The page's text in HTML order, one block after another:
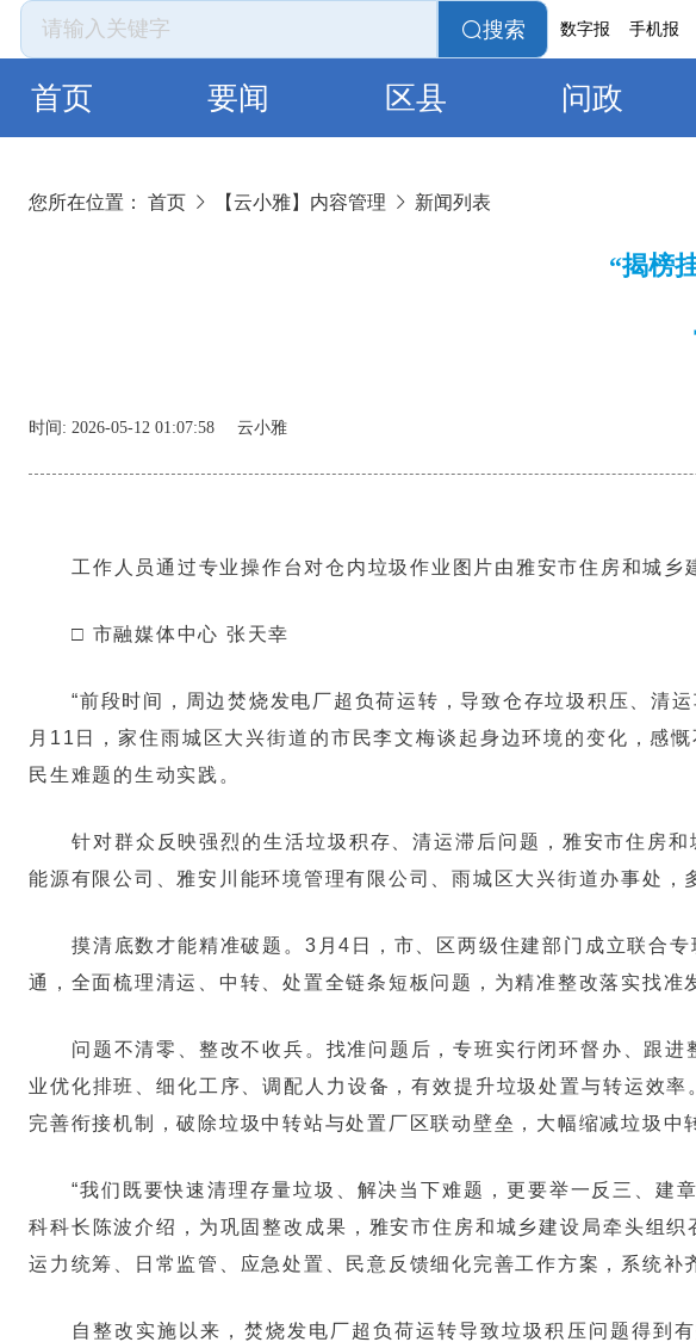
搜索 数字报 手机报
首页 要闻 区县 问政
您所在位置： 首页 【云小雅】内容管理 新闻列表
“揭榜
时间: 2026-05-12 01:07:58 云小雅
工作人员通过专业操作台对仓内垃圾作业图片由雅安市住房和城乡
□ 市融媒体中心 张天幸
“前段时间，周边焚烧发电厂超负荷运转，导致仓存垃圾积压、清
月11日，家住雨城区大兴街道的市民李文梅谈起身边环境的变化，感
民生难题的生动实践。
针对群众反映强烈的生活垃圾积存、清运滞后问题，雅安市住房
能源有限公司、雅安川能环境管理有限公司、雨城区大兴街道办事处
摸清底数才能精准破题。3月4日，市、区两级住建部门成立联合
通，全面梳理清运、中转、处置全链条短板问题，为精准整改落实找准
问题不清零、整改不收兵。找准问题后，专班实行闭环督办、跟
业优化排班、细化工序、调配人力设备，有效提升垃圾处置与转运效
完善衔接机制，破除垃圾中转站与处置厂区联动壁垒，大幅缩减垃圾中
“我们既要快速清理存量垃圾、解决当下难题，更要举一反三、建
科科长陈波介绍，为巩固整改成果，雅安市住房和城乡建设局牵头组
运力统筹、日常监管、应急处置、民意反馈细化完善工作方案，系统补
自整改实施以来，焚烧发电厂超负荷运转导致垃圾积压问题得